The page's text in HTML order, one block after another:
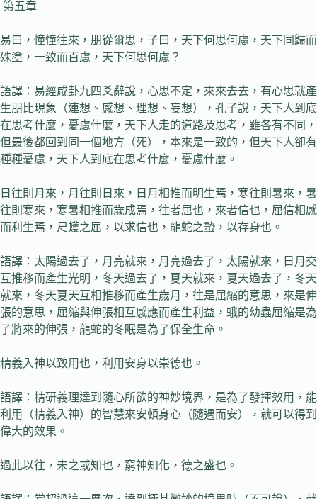
第五章
易曰，憧憧往來，朋從爾思，子曰，天下何思何慮，天下同歸而
殊塗，一致而百慮，天下何思何慮？
語譯：易經咸卦九四爻辭說，心思不定，來來去去，有心思就產
生朋比現象（連想、感想、理想、妄想），孔子說，天下人到底
在思考什麼，憂慮什麼，天下人走的道路及思考，雖各有不同，
但最後都回到同一個地方（死），本來是一致的，但天下人卻有
種種憂慮，天下人到底在思考什麼，憂慮什麼。
日往則月來，月往則日來，日月相推而明生焉，寒往則暑來，暑
往則寒來，寒暑相推而歲成焉，往者屈也，來者信也，屈信相感
而利生焉，尺蠖之屈，以求信也，龍蛇之蟄，以存身也。
語譯：太陽過去了，月亮就來，月亮過去了，太陽就來，日月交
互推移而產生光明，冬天過去了，夏天就來，夏天過去了，冬天
就來，冬天夏天互相推移而產生歲月，往是屈縮的意思，來是伸
張的意思，屈縮與伸張相互感應而產生利益，蛾的幼蟲屈縮是為
了將來的伸張，龍蛇的冬眠是為了保全生命。
精義入神以致用也，利用安身以崇德也。
語譯：精研義理達到隨心所欲的神妙境界，是為了發揮效用，能
利用（精義入神）的智慧來安頓身心（隨遇而安），就可以得到
偉大的效果。
過此以往，未之或知也，窮神知化，德之盛也。